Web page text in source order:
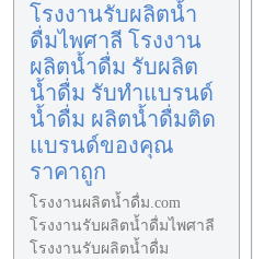
โรงงานรับผลิตน้ำ
ดื่มไพศาลี โรงงาน
ผลิตน้ำดื่ม รับผลิต
น้ำดื่ม รับทำแบรนด์
น้ำดื่ม ผลิตน้ำดื่มติด
แบรนด์ของคุณ
ราคาถูก
โรงงานผลิตน้ำดื่ม.com
โรงงานรับผลิตน้ำดื่มไพศาลี
โรงงานรับผลิตน้ำดื่ม